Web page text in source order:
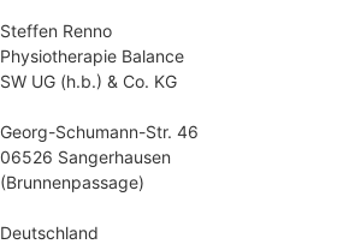
Steffen Renno
Physiotherapie Balance
SW UG (h.b.) & Co. KG
Georg-Schumann-Str. 46
06526 Sangerhausen
(Brunnenpassage)
Deutschland